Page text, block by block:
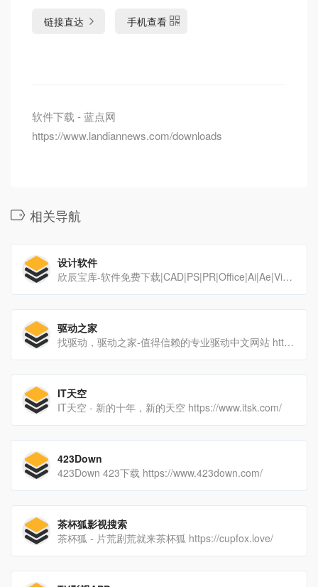
链接直达 手机查看
软件下载 - 蓝点网
https://www.landiannews.com/downloads
相关导航
设计软件
欣辰宝库-软件免费下载|CAD|PS|PR|Office|Ai|Ae|Visio|Project|3dmax|Au|Lrc| 软件下载 https://www.tao97.cn/
驱动之家
找驱动，驱动之家-值得信赖的专业驱动中文网站 https://drivers.mydrivers.com/
IT天空
IT天空 - 新的十年，新的天空 https://www.itsk.com/
423Down
423Down 423下载 https://www.423down.com/
茶杯狐影视搜索
茶杯狐 - 片荒剧荒就来茶杯狐 https://cupfox.love/